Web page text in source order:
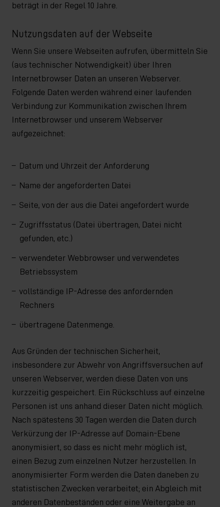
beträgt in der Regel 10 Jahre.
Nutzungsdaten auf der Webseite
Wenn Sie unsere Webseiten aufrufen, übermitteln Sie
(aus technischer Notwendigkeit) über Ihren
Internetbrowser Daten an unseren Webserver.
Folgende Daten werden während einer laufenden
Verbindung zur Kommunikation zwischen Ihrem
Internetbrowser und unserem Webserver
aufgezeichnet:
Datum und Uhrzeit der Anforderung
Name der angeforderten Datei
Seite, von der aus die Datei angefordert wurde
Zugriffsstatus (Datei übertragen, Datei nicht
gefunden, etc.)
verwendeter Webbrowser und verwendetes
Betriebssystem
vollständige IP-Adresse des anfordernden
Rechners
übertragene Datenmenge.
Aus Gründen der technischen Sicherheit,
insbesondere zur Abwehr von Angriffsversuchen auf
unseren Webserver, werden diese Daten von uns
kurzzeitig gespeichert. Ein Rückschluss auf einzelne
Personen ist uns anhand dieser Daten nicht möglich.
Nach spätestens 30 Tagen werden die Daten durch
Verkürzung der IP-Adresse auf Domain-Ebene
anonymisiert, so dass es nicht mehr möglich ist,
einen Bezug zum einzelnen Nutzer herzustellen. In
anonymisierter Form werden die Daten daneben zu
statistischen Zwecken verarbeitet; ein Abgleich mit
anderen Datenbeständen oder eine Weitergabe an